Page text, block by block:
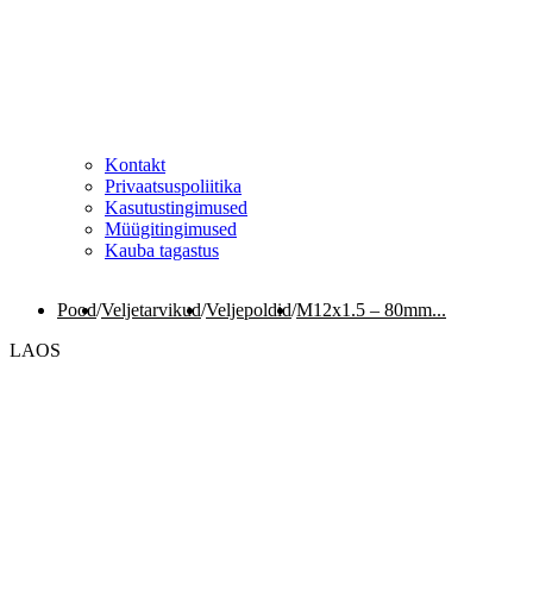
Kontakt
Privaatsuspoliitika
Kasutustingimused
Müügitingimused
Kauba tagastus
Pood/Veljetarvikud/Veljepoldid/M12x1.5 – 80mm...
LAOS